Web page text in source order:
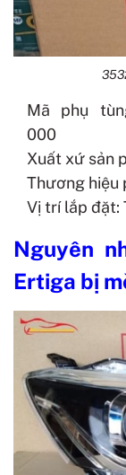
Mã phụ
000
Xuất xứ sản
Thương hiệu
Vị trí lắp đặt:
Nguyên
Ertiga bị